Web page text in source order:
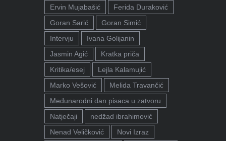
Ervin Mujabašić
Ferida Duraković
Goran Sarić
Goran Simić
Intervju
Ivana Golijanin
Jasmin Agić
Kratka priča
Kritika/esej
Lejla Kalamujić
Marko Vešović
Melida Travančić
Međunarodni dan pisaca u zatvoru
Natječaji
nedžad ibrahimović
Nenad Veličković
Novi Izraz